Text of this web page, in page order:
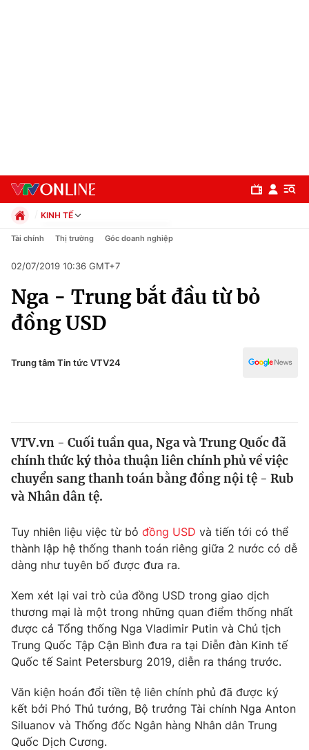
Chuyên mục
Chính trị
Thế giới
Tin tức
Thế giới đó đây
Câu chuyện quốc tế
Tài chính
Thị trường
Góc doanh nghiệp
Dữ liệu và đời sống
Truyền hình
Phim VTV
Hậu trường
Khán giả
Giải sao mai
Giải trí
Điện ảnh
Âm nhạc
Sao
Du lịch
Làm đẹp
Giáo dục
Tuyển sinh
KINH TẾ
Chính trị
Pháp luật
Kinh tế
Thể thao
Truyền hình
Y tế
Tài chính Thị trường Góc doanh nghiệp
02/07/2019 10:36 GMT+7
Nga - Trung bắt đầu từ bỏ
đồng USD
Trung tâm Tin tức VTV24
VTV.vn - Cuối tuần qua, Nga và Trung Quốc đã
chính thức ký thỏa thuận liên chính phủ về việc
chuyển sang thanh toán bằng đồng nội tệ - Rub
và Nhân dân tệ.
Tuy nhiên liệu việc từ bỏ đồng USD và tiến tới có thể
thành lập hệ thống thanh toán riêng giữa 2 nước có dễ
dàng như tuyên bố được đưa ra.
Xem xét lại vai trò của đồng USD trong giao dịch
thương mại là một trong những quan điểm thống nhất
được cả Tổng thống Nga Vladimir Putin và Chủ tịch
Trung Quốc Tập Cận Bình đưa ra tại Diễn đàn Kinh tế
Quốc tế Saint Petersburg 2019, diễn ra tháng trước.
Văn kiện hoán đổi tiền tệ liên chính phủ đã được ký
kết bởi Phó Thủ tướng, Bộ trưởng Tài chính Nga Anton
Siluanov và Thống đốc Ngân hàng Nhân dân Trung
Quốc Dịch Cương.